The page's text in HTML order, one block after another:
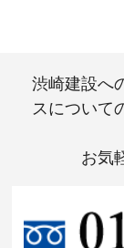
渋崎建設へ
スについて
お気